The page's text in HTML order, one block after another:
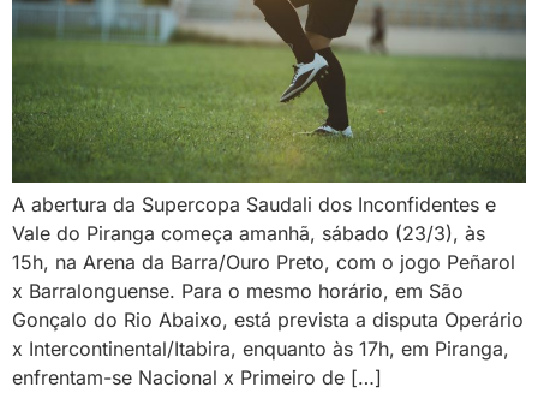
A abertura da Supercopa Saudali dos Inconfidentes e
Vale do Piranga começa amanhã, sábado (23/3), às
15h, na Arena da Barra/Ouro Preto, com o jogo Peñarol
x Barralonguense. Para o mesmo horário, em São
Gonçalo do Rio Abaixo, está prevista a disputa Operário
x Intercontinental/Itabira, enquanto às 17h, em Piranga,
enfrentam-se Nacional x Primeiro de […]